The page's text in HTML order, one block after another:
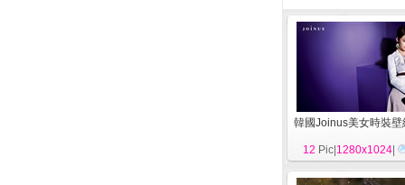
韓國Joinus美女時裝壁
12 Pic| 1280x1024